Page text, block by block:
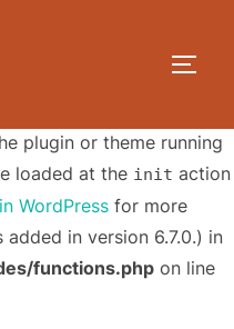
was called
for the
plugin or theme running
loaded at the init action
WordPress for more
in version 6.7.0.) in
functions.php on line